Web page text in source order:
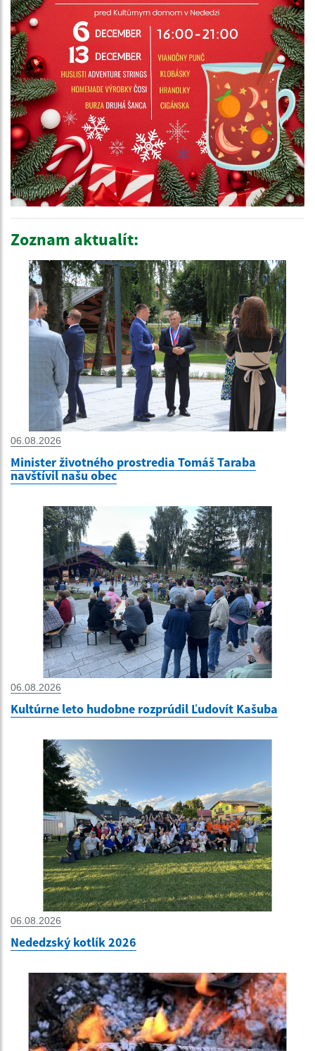
Zoznam aktualít:
06.08.2026
Minister životného prostredia Tomáš Taraba
navštívil našu obec
06.08.2026
Kultúrne leto hudobne rozprúdil Ľudovít Kašuba
06.08.2026
Nededzský kotlík 2026